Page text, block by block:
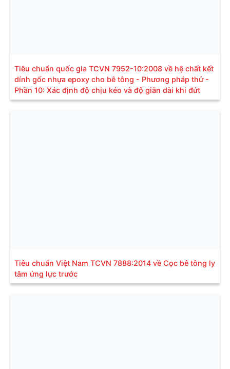
Tiêu chuẩn quốc gia TCVN 7952-10:2008 về hệ chất kết
dính gốc nhựa epoxy cho bê tông - Phương pháp thử -
Phần 10: Xác định độ chịu kéo và độ giãn dài khi đứt
Tiêu chuẩn Việt Nam TCVN 7888:2014 về Cọc bê tông ly
tâm ứng lực trước